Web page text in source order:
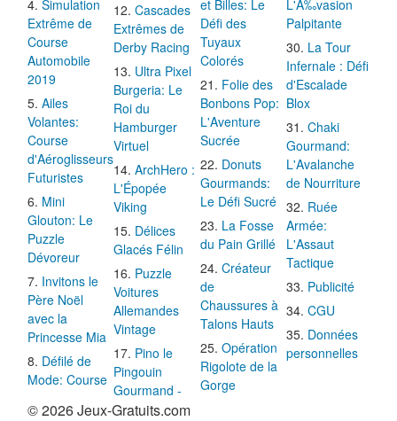
Simulation
Extrême de
Course
Automobile
2019
Ailes
Volantes:
Course
d'Aéroglisseurs
Futuristes
Mini
Glouton: Le
Puzzle
Dévoreur
Invitons le
Père Noël
avec la
Princesse Mia
Défilé de
Mode: Course
Cascades
Extrêmes de
Derby Racing
Ultra Pixel
Burgeria: Le
Roi du
Hamburger
Virtuel
ArchHero :
L'Épopée
Viking
Délices
Glacés Félin
Puzzle
Voitures
Allemandes
Vintage
Pino le
Pingouin
Gourmand -
et Billes: Le
Défi des
Tuyaux
Colorés
Folie des
Bonbons Pop:
L'Aventure
Sucrée
Donuts
Gourmands:
Le Défi Sucré
La Fosse
du Pain Grillé
Créateur
de
Chaussures à
Talons Hauts
Opération
Rigolote de la
Gorge
L'Ã‰vasion
Palpitante
La Tour
Infernale : Défi
d'Escalade
Blox
Chaki
Gourmand:
L'Avalanche
de Nourriture
Ruée
Armée:
L'Assaut
Tactique
Publicité
CGU
Données
personnelles
© 2026 Jeux-Gratuits.com